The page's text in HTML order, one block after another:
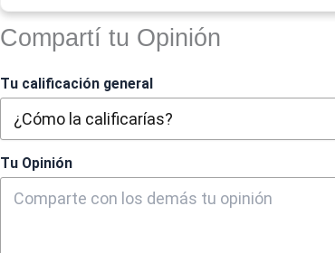
Compartí tu Opinión
Tu calificación general
Tu Opinión